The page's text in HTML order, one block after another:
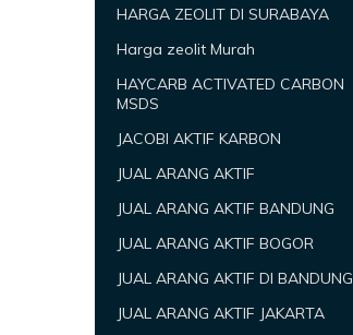
HARGA ZEOLIT DI SURABAYA
Harga zeolit Murah
HAYCARB ACTIVATED CARBON
MSDS
JACOBI AKTIF KARBON
JUAL ARANG AKTIF
JUAL ARANG AKTIF BANDUNG
JUAL ARANG AKTIF BOGOR
JUAL ARANG AKTIF DI BANDUNG
JUAL ARANG AKTIF JAKARTA